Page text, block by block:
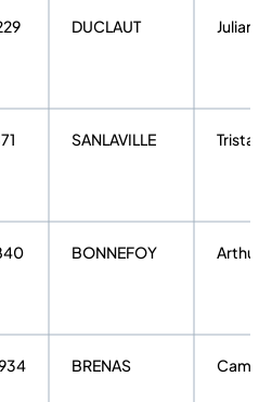
DUCLAUT Julian
SANLAVILLE Tristan
BONNEFOY Arthur
BRENAS Camille